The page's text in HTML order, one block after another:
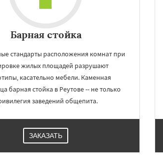
Барная стойка
стандарты расположения комнат при
жилых площадей разрушают
касательно мебели. Каменная
барная стойка в Реутове -- не только
заведений общепита.
ЗАКАЗАТЬ